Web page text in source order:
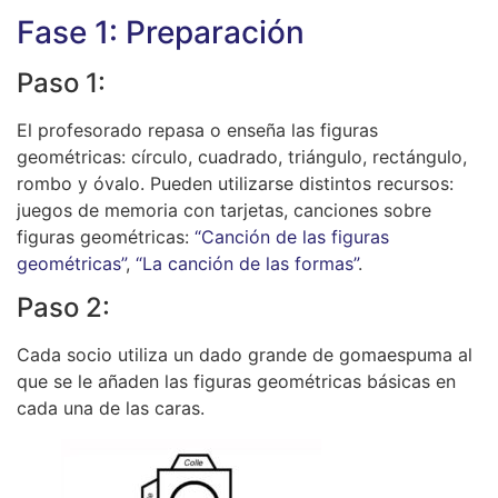
Fase 1: Preparación
Paso 1:
El profesorado repasa o enseña las figuras
geométricas: círculo, cuadrado, triángulo, rectángulo,
rombo y óvalo. Pueden utilizarse distintos recursos:
juegos de memoria con tarjetas, canciones sobre
figuras geométricas: “Canción de las figuras
geométricas”, “La canción de las formas”.
Paso 2:
Cada socio utiliza un dado grande de gomaespuma al
que se le añaden las figuras geométricas básicas en
cada una de las caras.